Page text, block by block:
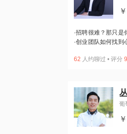
·招聘很难？那只是
·创业团队如何找到
62 人约聊过 • 评分
葡